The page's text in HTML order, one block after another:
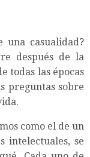
una casualidad?
después de la
todas las épocas
preguntas sobre
como el de un
intelectuales, se